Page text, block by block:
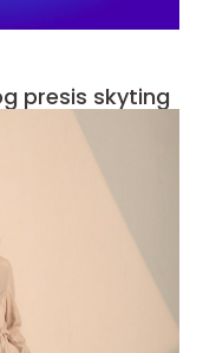
presis skyting